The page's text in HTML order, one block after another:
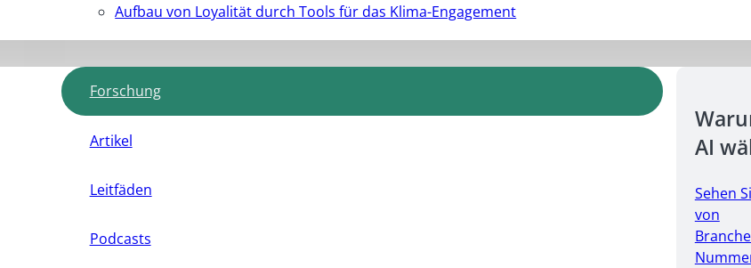
Aufbau von Loyalität durch Tools für das Klima-Engagement
Forschung
Artikel
Leitfäden
Podcasts
AI
Sehen
von